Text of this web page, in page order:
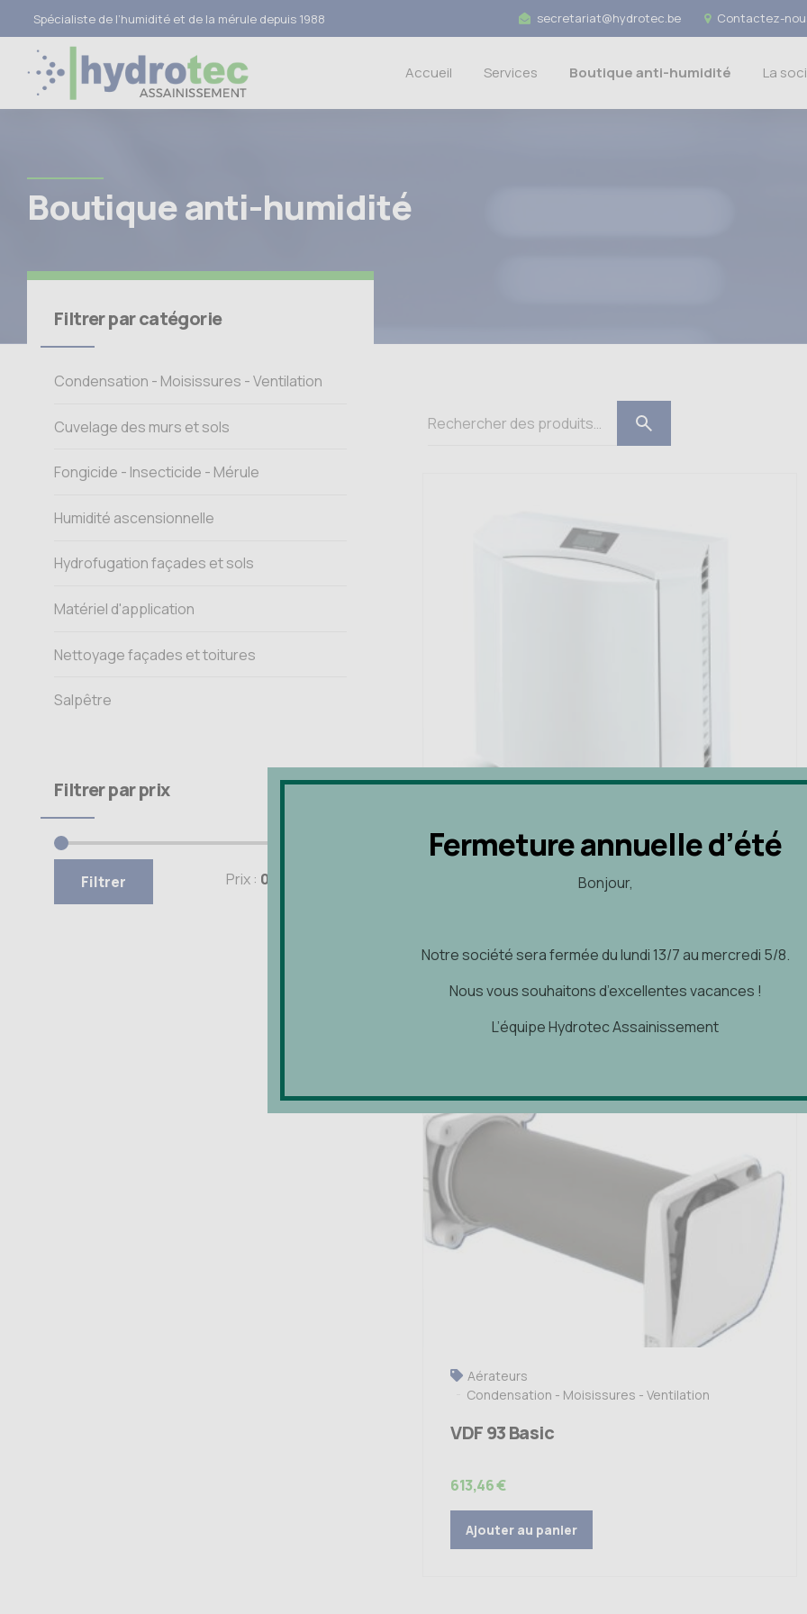
Spécialiste de l’humidité et de la mérule depuis 1988 secretariat@hydrotec.be Contactez-
Accueil Services Boutique anti-humidité La
Boutique anti-humidité
- Produits contre
l’humidité, la mérule &
la condensation |
Hydrotec
Assainissement
Condensation - Moisissures - Ventilation
Aérateurs
Condensation - Moisissures - Ventilation
VDF 93 Basic
613,46€
Ajouter au panier
Filtrer par catégorie
Condensation - Moisissures - Ventilation
Cuvelage des murs et sols
Fongicide - Insecticide - Mérule
Humidité ascensionnelle
Hydrofugation façades et sols
Matériel d'application
Nettoyage façades et toitures
Salpêtre
Filtrer par prix
Filtrer Prix : 0 €
Fermeture annuelle d’été
Bonjour,
Notre société sera fermée du lundi 13/7 au mercredi 5/8.
Nous vous souhaitons d’excellentes vacances !
L’équipe Hydrotec Assainissement
Fermeture annuelle d’été
Bonjour,
Notre société sera fermée du lundi 13/7 au mercredi 5/8.
Nous vous souhaitons d’excellentes vacances !
L’équipe Hydrotec Assainissement